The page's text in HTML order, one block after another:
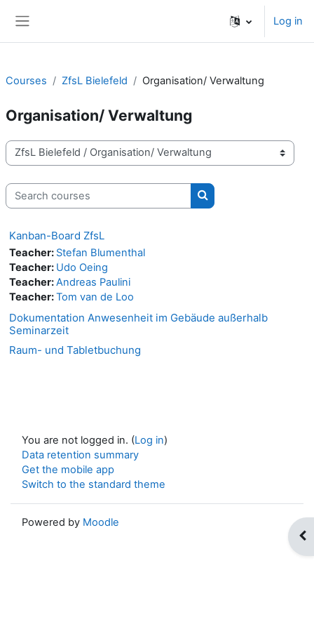
Log in
Courses ZfsL Bielefeld Organisation/ Verwaltung
Organisation/ Verwaltung
Course categories
Search courses
Search courses
Kanban-Board ZfsL
Teacher: Stefan Blumenthal
Teacher: Udo Oeing
Teacher:Andreas Paulini
Teacher:Tom van de Loo
Dokumentation Anwesenheit im Gebäude außerhalb
Seminarzeit
Raum- und Tabletbuchung
You are not logged in. (Log in)
Data retention summary
Get the mobile app
Switch to the standard theme
Powered by Moodle